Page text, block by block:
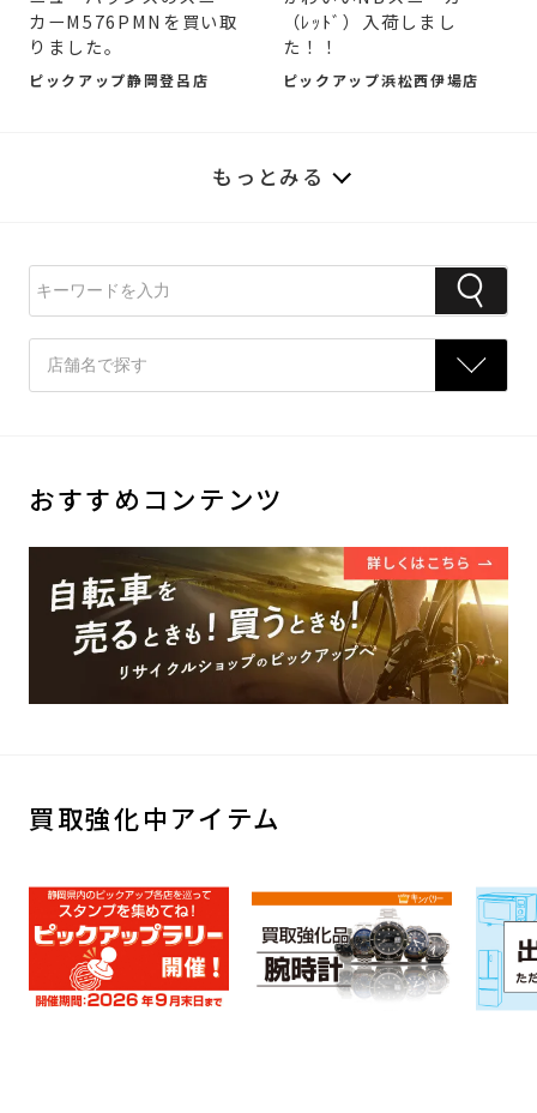
カーM576PMNを買い取
りました。
ピックアップ静岡登呂店
（ﾚｯﾄﾞ）入荷しまし
た！！
ピックアップ浜松西伊場店
もっとみる
おすすめコンテンツ
買取強化中アイテム